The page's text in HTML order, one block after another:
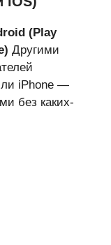
(Play
Другими
iPhone —
без каких-